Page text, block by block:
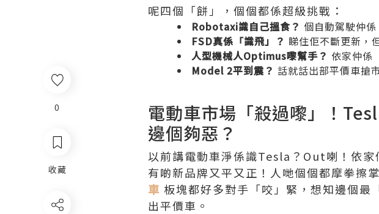
0
收藏
呢四個「餅」，個個都係超級挑戰：
Robotaxi識自己搵食？ 個自動駕駛仲
FSD真係「識飛」？ 睇住佢不斷更新，
人型機械人Optimus嚟幫手？ 依家仲係
Model 2平到震？ 話就話出部平價車搶
電動車市場「殺過嚟」！
邊個夠惡？
以前講電動車淨係識Tesla？Out喇！依家
有啲新品牌又平又正！人哋個個都摩拳擦
車 板塊都好多對手「咬」緊，想知邊個
出平價車。